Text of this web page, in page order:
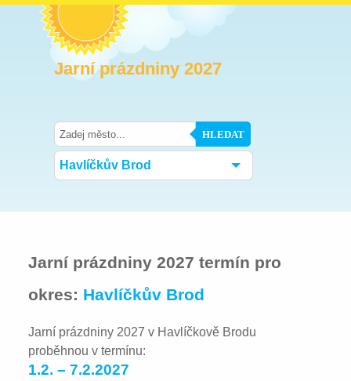
Jarní prázdniny 2027
HLEDAT
Havlíčkův Brod
Jarní prázdniny 2027 termín pro
okres: Havlíčkův Brod
Jarní prázdniny 2027 v Havlíčkově Brodu
proběhnou v termínu:
1.2. – 7.2.2027